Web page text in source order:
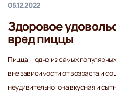
05.12.2022
Здоровое
вред пиццы
Пицца – одно из самых
вне зависимости от возраста и
неудивительно: она вкусная и